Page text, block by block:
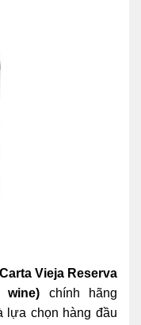
Vieja Reserva
wine) chính hãng
lựa chọn hàng đầu